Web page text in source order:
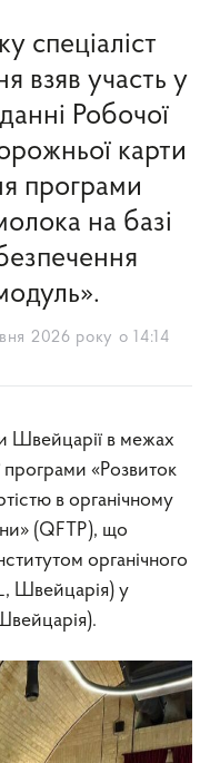
спеціаліст
взяв участь у
Робочої
карти
програми
на базі
2026 року о 14:14
«Розвиток
в органічному
(QFTP), що
органічного
Швейцарія) у